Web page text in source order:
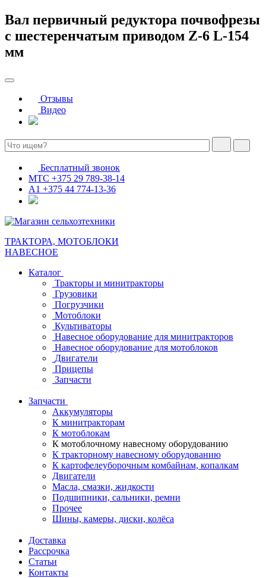
Вал первичный редуктора почвофрезы
с шестеренчатым приводом Z-6 L-154
мм
Отзывы
Видео
Бесплатный звонок
МТС +375 29 789-38-14
А1 +375 44 774-13-36
ТРАКТОРА, МОТОБЛОКИ
НАВЕСНОЕ
Каталог
Тракторы и минитракторы
Грузовики
Погрузчики
Мотоблоки
Культиваторы
Навесное оборудование для минитракторов
Навесное оборудование для мотоблоков
Двигатели
Прицепы
Запчасти
Запчасти
Аккумуляторы
К минитракторам
К мотоблокам
К мотоблочному навесному оборудованию
К тракторному навесному оборудованию
К картофелеуборочным комбайнам, копалкам
Двигатели
Масла, смазки, жидкости
Подшипники, сальники, ремни
Прочее
Шины, камеры, диски, колёса
Доставка
Рассрочка
Статьи
Контакты